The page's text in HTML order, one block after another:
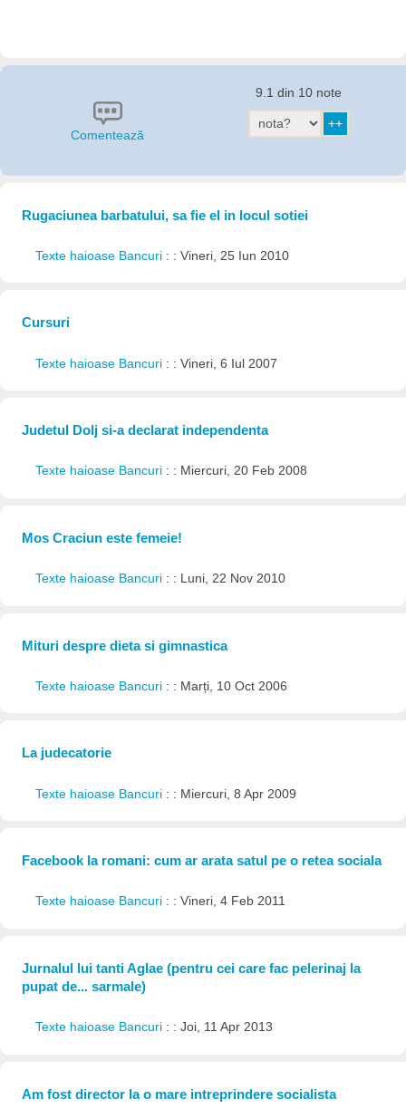
Comentează
9.1 din 10 note
Rugaciunea barbatului, sa fie el in locul sotiei
Texte haioase Bancuri : : Vineri, 25 Iun 2010
Cursuri
Texte haioase Bancuri : : Vineri, 6 Iul 2007
Judetul Dolj si-a declarat independenta
Texte haioase Bancuri : : Miercuri, 20 Feb 2008
Mos Craciun este femeie!
Texte haioase Bancuri : : Luni, 22 Nov 2010
Mituri despre dieta si gimnastica
Texte haioase Bancuri : : Marți, 10 Oct 2006
La judecatorie
Texte haioase Bancuri : : Miercuri, 8 Apr 2009
Facebook la romani: cum ar arata satul pe o retea sociala
Texte haioase Bancuri : : Vineri, 4 Feb 2011
Jurnalul lui tanti Aglae (pentru cei care fac pelerinaj la
pupat de... sarmale)
Texte haioase Bancuri : : Joi, 11 Apr 2013
Am fost director la o mare intreprindere socialista